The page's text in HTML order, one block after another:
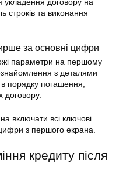
укладення договору на
строків та виконання
за основні цифри
параметри на першому
з деталями
в порядку погашення,
договору.
включати всі ключові
з першого екрана.
кредиту після